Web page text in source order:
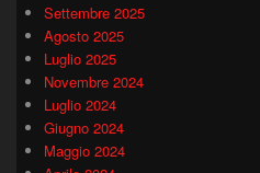
Settembre 2025
Agosto 2025
Luglio 2025
Novembre 2024
Luglio 2024
Giugno 2024
Maggio 2024